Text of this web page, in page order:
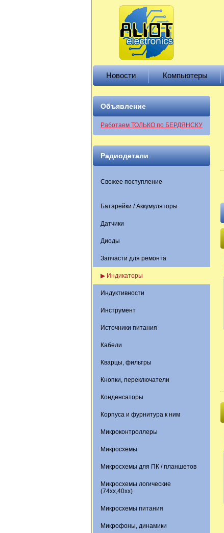
Новости Компьютеры
Объявление
Работаем ТОЛЬКО по БЕРДЯНСКУ
Радиодетали
Свежее поступление
Батарейки / Аккумуляторы
Датчики
Диоды
Запчасти для ремонта
▶ Индикаторы
Индуктивности
Инструмент
Источники питания
Кабели
Кварцы, фильтры
Кнопки, переключатели
Конденсаторы
Корпуса и фурнитура к ним
Микроконтроллеры
Микросхемы
Микросхемы для ПК / планшетов
Микросхемы логические
(74xx,40xx)
Микросхемы питания
Микрофоны, динамики